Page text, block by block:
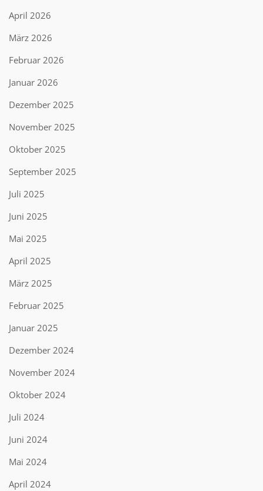
April 2026
März 2026
Februar 2026
Januar 2026
Dezember 2025
November 2025
Oktober 2025
September 2025
Juli 2025
Juni 2025
Mai 2025
April 2025
März 2025
Februar 2025
Januar 2025
Dezember 2024
November 2024
Oktober 2024
Juli 2024
Juni 2024
Mai 2024
April 2024